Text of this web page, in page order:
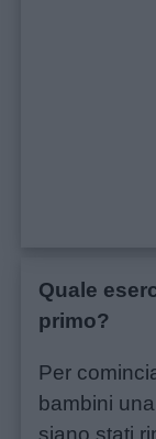
Quale
primo?
Per
bambini una
siano stati